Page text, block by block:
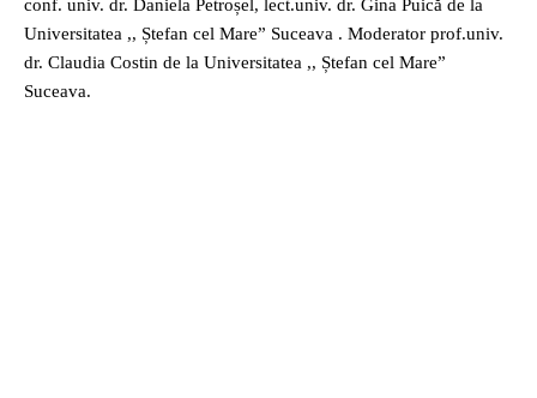
conf. univ. dr. Daniela Petroșel, lect.univ. dr. Gina Puică de la
Universitatea ,, Ștefan cel Mare” Suceava . Moderator prof.univ.
dr. Claudia Costin de la Universitatea ,, Ștefan cel Mare”
Suceava.